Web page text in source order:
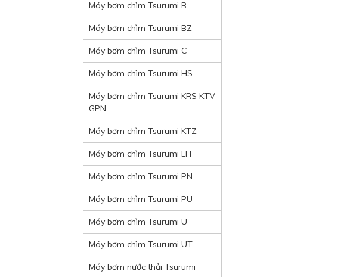
Máy bơm chìm Tsurumi B
Máy bơm chìm Tsurumi BZ
Máy bơm chìm Tsurumi C
Máy bơm chìm Tsurumi HS
Máy bơm chìm Tsurumi KRS KTV
GPN
Máy bơm chìm Tsurumi KTZ
Máy bơm chìm Tsurumi LH
Máy bơm chìm Tsurumi PN
Máy bơm chìm Tsurumi PU
Máy bơm chìm Tsurumi U
Máy bơm chìm Tsurumi UT
Máy bơm nước thải Tsurumi